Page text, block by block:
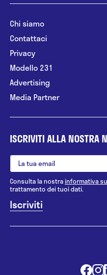
Chi siamo
Contattaci
Privacy
Modello 231
Advertising
Media Partner
ISCRIVITI ALLA NOSTRA
Consulta la nostrainformativa
trattamento dei tuoi dati.